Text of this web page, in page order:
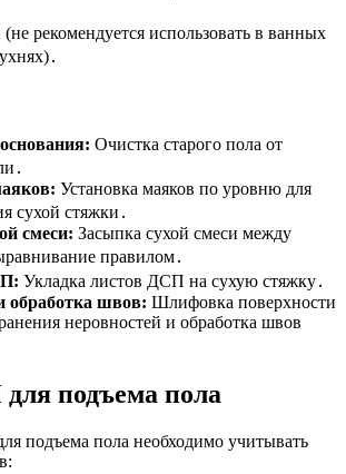
(не рекомендуется использовать в ванных
Очистка старого пола от
Установка маяков по уровню для
сухой стяжки․
смеси: Засыпка сухой смеси между
правилом․
Укладка листов ДСП на сухую стяжку․
швов: Шлифовка поверхности
неровностей и обработка швов
подъема пола
подъема пола необходимо учитывать